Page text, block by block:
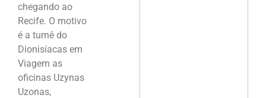
chegando ao
Recife. O motivo
é a turnê do
Dionisíacas em
Viagem as
oficinas Uzynas
Uzonas,